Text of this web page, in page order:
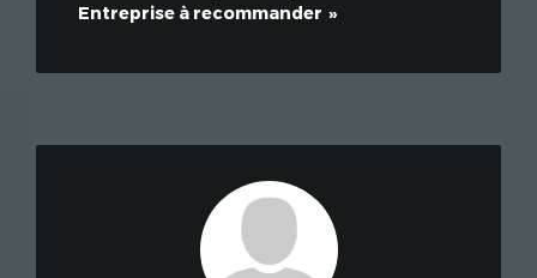
Entreprise à recommander